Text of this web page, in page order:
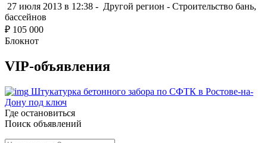
27 июля 2013 в 12:38 - Другой регион - Строительство бань,
бассейнов
₽ 105 000
Блокнот
VIP-объявления
Штукатурка бетонного забора по СФТК в Ростове-на-
Дону под ключ
Где остановиться
Поиск объявлений